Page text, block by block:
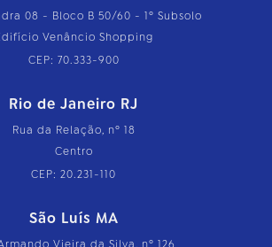
08 - Bloco B 50/60 - 1º Subsolo
Venâncio Shopping
CEP: 70.333-900
Rio de Janeiro RJ
Rua da Relação, nº 18
Centro
CEP: 20.231-110
São Luís MA